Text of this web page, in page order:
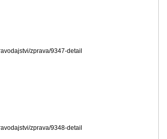
zprava/9347-detail
zprava/9348-detail